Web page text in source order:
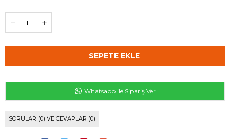
Whatsapp ile Sipariş Ver
SORULAR (0) VE CEVAPLAR (0)